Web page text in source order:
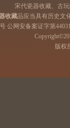
宋代瓷器收藏、古
收藏品应当具有历史文
公网安备案证字第
版权